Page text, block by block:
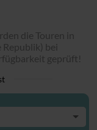
die Touren in
bei
geprüft!